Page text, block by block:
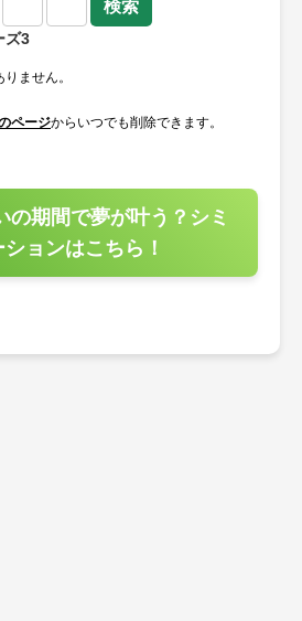
ズ3
ません。
ページからいつでも削除できます。
の期間で夢が叶う？シミ
ションはこちら！